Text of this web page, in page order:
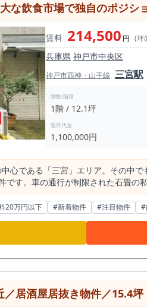
な飲食市場で独自のポジ
賃料 214,500 円 (坪
兵庫県 神戸市中央区
神戸市西神・山手線 三宮駅
階数/面積
1階 / 12.1坪
造作代金
1,100,000円
心である「三宮」エリア。その中
です。車の通行が制限された石畳
ガスから切り離されたこの空間は
を歩く見込み客も、車の往来を気
れる閑静なロケーションでありながら、周辺の集客基盤は確かなも
宮駅」から徒歩5分というアクセス
人が利用する元町駅が徒歩圏内に集
て大きなビジネスの勝機となりま
価格競争に巻き込まれることなく長く
20万円以下 #新着物件 #注目物件 #
／居酒屋居抜き物件／15.4坪